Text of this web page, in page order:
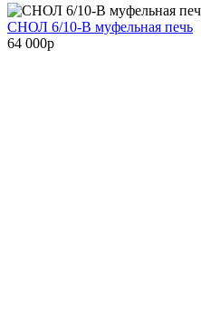
СНОЛ 6/10-В муфельная печь
64 000p